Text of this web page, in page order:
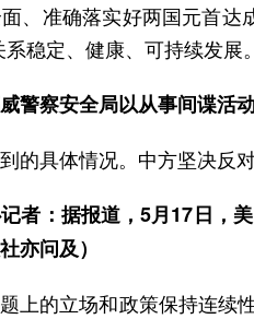
、准确落实好两国元首
稳定、健康、可持续发展
警察安全局以从事间谍活
的具体情况。中方坚决反
者：据报道，5月17日，
亦问及）
上的立场和政策保持连续